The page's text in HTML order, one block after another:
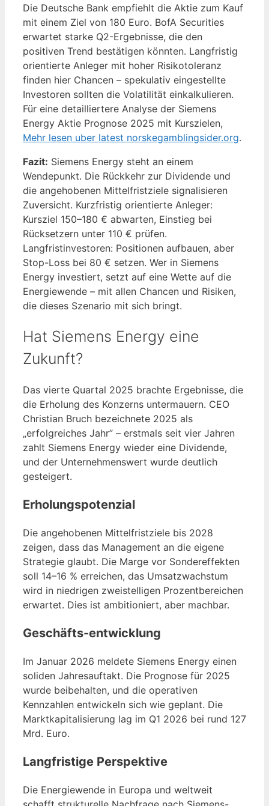
Die Deutsche Bank empfiehlt die Aktie zum Kauf
mit einem Ziel von 180 Euro. BofA Securities
erwartet starke Q2-Ergebnisse, die den
positiven Trend bestätigen könnten. Langfristig
orientierte Anleger mit hoher Risikotoleranz
finden hier Chancen – spekulativ eingestellte
Investoren sollten die Volatilität einkalkulieren.
Für eine detailliertere Analyse der Siemens
Energy Aktie Prognose 2025 mit Kurszielen,
Mehr lesen uber latest norskegamblingsider.org.
Fazit: Siemens Energy steht an einem
Wendepunkt. Die Rückkehr zur Dividende und
die angehobenen Mittelfristziele signalisieren
Zuversicht. Kurzfristig orientierte Anleger:
Kursziel 150–180 € abwarten, Einstieg bei
Rücksetzern unter 110 € prüfen.
Langfristinvestoren: Positionen aufbauen, aber
Stop-Loss bei 80 € setzen. Wer in Siemens
Energy investiert, setzt auf eine Wette auf die
Energiewende – mit allen Chancen und Risiken,
die dieses Szenario mit sich bringt.
Hat Siemens Energy eine
Zukunft?
Das vierte Quartal 2025 brachte Ergebnisse, die
die Erholung des Konzerns untermauern. CEO
Christian Bruch bezeichnete 2025 als
„erfolgreiches Jahr” – erstmals seit vier Jahren
zahlt Siemens Energy wieder eine Dividende,
und der Unternehmenswert wurde deutlich
gesteigert.
Erholungspotenzial
Die angehobenen Mittelfristziele bis 2028
zeigen, dass das Management an die eigene
Strategie glaubt. Die Marge vor Sondereffekten
soll 14–16 % erreichen, das Umsatzwachstum
wird in niedrigen zweistelligen Prozentbereichen
erwartet. Dies ist ambitioniert, aber machbar.
Geschäfts-entwicklung
Im Januar 2026 meldete Siemens Energy einen
soliden Jahresauftakt. Die Prognose für 2025
wurde beibehalten, und die operativen
Kennzahlen entwickeln sich wie geplant. Die
Marktkapitalisierung lag im Q1 2026 bei rund 127
Mrd. Euro.
Langfristige Perspektive
Die Energiewende in Europa und weltweit